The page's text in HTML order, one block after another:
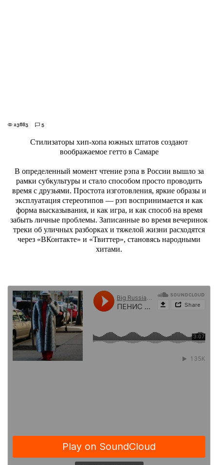
23683 5
Стилизаторы хип-хопа южных штатов создают
воображаемое гетто в Самаре
В определенный момент чтение рэпа в России вышло за
рамки субкультуры и стало способом просто проводить
время с друзьями. Простота изготовления, яркие образы и
эксплуатация стереотипов — рэп воспринимается и как
форма высказывания, и как игра, и как способ на время
забыть личные проблемы. Записанные во время вечеринок
треки об уличных разборках и тяжелой жизни расходятся
через «ВКонтакте» и «Твиттер», становясь народными
хитами.